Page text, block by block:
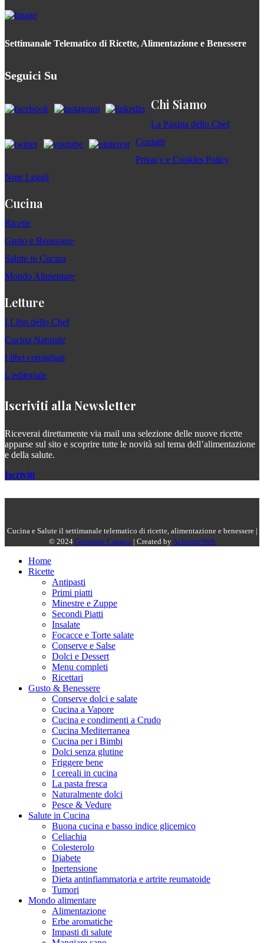
Settimanale Telematico di Ricette, Alimentazione e Benessere
Seguici Su
Chi Siamo
La Pagina dello Chef
Contatti
Privacy e Cookies Policy
Note Legali
Cucina
Ricette
Gusto e Benessere
Salute in Cucina
Mondo Alimentare
Letture
I Libri dello Chef
Cucina Naturale
I libri consigliati
L'editoriale
Iscriviti alla Newsletter
Riceverai direttamente via mail una selezione delle nuove ricette
apparse sul sito e scoprire tutte le novità sul tema dell’alimentazione
e della salute.
Iscriviti
Cucina e Salute il settimanale telematico di ricette, alimentazione e benessere |
© 2024 Giuseppe Capano | Created byAchromeWeb
Home
Ricette
Antipasti
Primi piatti
Minestre e Zuppe
Secondi Piatti
Insalate
Focacce e Torte salate
Conserve e Salse
Dolci e Dessert
Menu completi
Ricettari
Gusto & Benessere
Conserve dolci e salate
Cucina a Vapore
Cucina e condimenti a Crudo
Cucina Mediterranea
Cucina per i Bimbi
Dolci senza glutine
Friggere bene
I cereali in cucina
La pasta fresca
Naturalmente dolci
Pesce & Vedure
Salute in Cucina
Buona cucina e basso indice glicemico
Celiachia
Colesterolo
Diabete
Ipertensione
Dieta antinfiammatoria e artrite reumatoide
Tumori
Mondo alimentare
Alimentazione
Erbe aromatiche
Impasti di salute